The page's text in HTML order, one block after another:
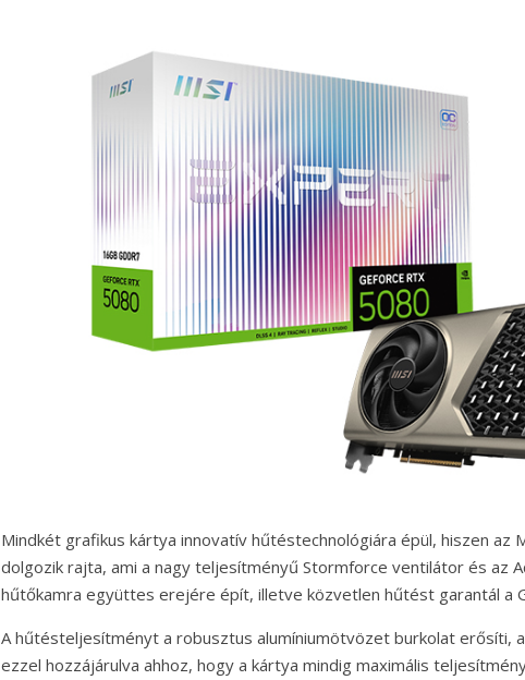
Mindkét grafikus kártya innovatív hűtéstechnológiára épül, hiszen az
dolgozik rajta, ami a nagy teljesítményű Stormforce ventilátor és az
hűtőkamra együttes erejére épít, illetve közvetlen hűtést garantál a
A hűtésteljesítményt a robusztus alumíniumötvözet burkolat erősíti,
ezzel hozzájárulva ahhoz, hogy a kártya mindig maximális